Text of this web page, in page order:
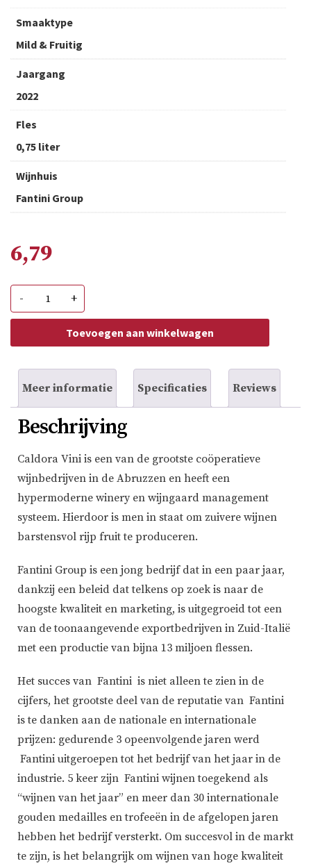
Smaaktype
Mild & Fruitig
Jaargang
2022
Fles
0,75 liter
Wijnhuis
Fantini Group
6,79
-
Trebbiano
d'Abruzzo
+
Toevoegen aan winkelwagen
Meer informatie Specificaties Reviews
Beschrijving
Caldora Vini is een van de grootste coöperatieve
wijnbedrijven in de Abruzzen en heeft een
hypermoderne winery en wijngaard management
systeem. Hierdoor is men in staat om zuivere wijnen
barstensvol rijp fruit te produceren.
Fantini Group is een jong bedrijf dat in een paar jaar,
dankzij een beleid dat telkens op zoek is naar de
hoogste kwaliteit en marketing, is uitgegroeid tot een
van de toonaangevende exportbedrijven in Zuid-Italië
met een productie van bijna 13 miljoen flessen.
Het succes van Fantini is niet alleen te zien in de
cijfers, het grootste deel van de reputatie van Fantini
is te danken aan de nationale en internationale
prijzen: gedurende 3 opeenvolgende jaren werd
Fantini uitgeroepen tot het bedrijf van het jaar in de
industrie. 5 keer zijn Fantini wijnen toegekend als
“wijnen van het jaar” en meer dan 30 internationale
gouden medailles en trofeeën in de afgelopen jaren
hebben het bedrijf versterkt. Om succesvol in de markt
te zijn, is het belangrijk om wijnen van hoge kwaliteit